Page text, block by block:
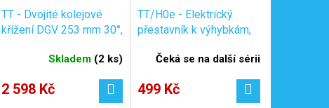
TT - Dvojité kolejové
křížení DGV 253 mm 30°,
TILLIG 83212Skladem (2 ks)
2 598 Kč
TT/H0e - Elektrický
přestavník k výhybkám,
Čeká se na další sérii
499 Kč